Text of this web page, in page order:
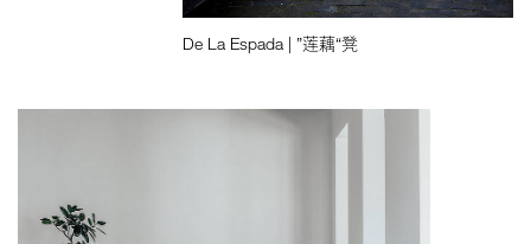
De La Espada | ”莲藕“凳